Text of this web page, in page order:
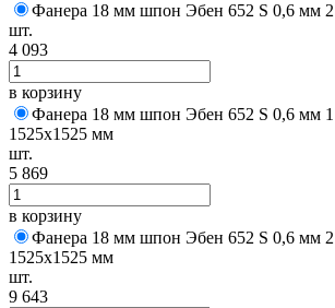
Фанера 18 мм шпон Эбен 652 S 0,6 мм
шт.
4 093
в корзину
Фанера 18 мм шпон Эбен 652 S 0,6 мм 1
1525х1525 мм
шт.
5 869
в корзину
Фанера 18 мм шпон Эбен 652 S 0,6 мм 2
1525х1525 мм
шт.
9 643